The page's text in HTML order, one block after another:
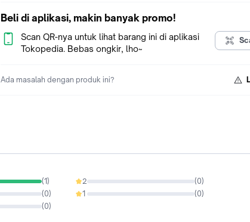
Beli di aplikasi, makin banyak promo!
Scan QR-nya untuk lihat barang ini di aplikasi
Tokopedia. Bebas ongkir, lho~
Ada masalah dengan produk ini?
(1)
(0)
(0)
2 (0)
0%
1 (0)
0%